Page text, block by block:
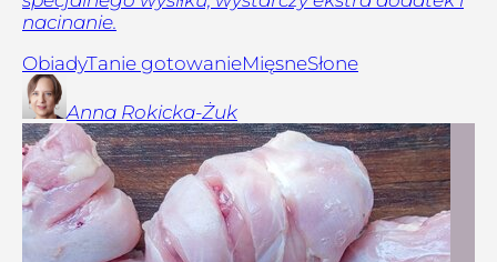
nacinanie.
ObiadyTanie gotowanieMięsneSłone
Anna Rokicka-Żuk